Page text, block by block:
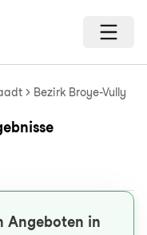
Bezirk Broye-Vully
Angeboten in